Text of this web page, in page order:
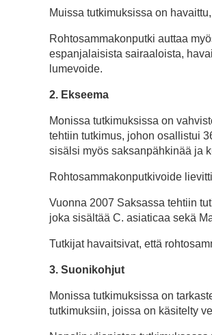
Muissa tutkimuksissa on
Rohtosammakonputki auttaa
espanjalaisista sairaaloista,
lumevoide.
2. Ekseema
Monissa tutkimuksissa on
tehtiin tutkimus, johon osallistui
sisälsi myös saksanpähkinää ja
Rohtosammakonputkivoide
Vuonna 2007 Saksassa tehtiin
joka sisältää C. asiaticaa sekä
Tutkijat havaitsivat, että
3. Suonikohjut
Monissa tutkimuksissa on
tutkimuksiin, joissa on käsitelty